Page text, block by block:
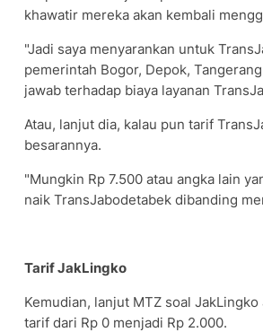
khawatir mereka akan kembali
"Jadi saya menyarankan untuk
pemerintah Bogor, Depok,
jawab terhadap biaya layanan
Atau, lanjut dia, kalau pun tarif
besarannya.
"Mungkin Rp 7.500 atau angka lain
naik TransJabodetabek dibanding
Tarif JakLingko
Kemudian, lanjut MTZ soal
tarif dari Rp 0 menjadi Rp 2.000.